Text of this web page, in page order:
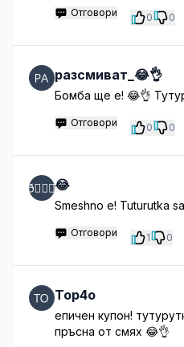
Отговори 0 0
разсмиват_😂👌
Бомба ще е! 😂👌
Отговори 0 0
😂
Smeshno e! Tuturutka
Отговори 1 0
Top4o
епичен купон!
пръсна от смях 😂👌